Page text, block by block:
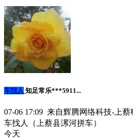
车找人 知足常乐***5911...
07-06 17:09 来自辉腾网络科技-上蔡
车找人（上蔡县漯河拼车）
今天